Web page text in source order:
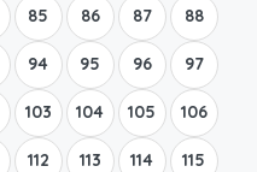
85 86 87 88
94 95 96 97
103 104 105 106
112 113 114 115